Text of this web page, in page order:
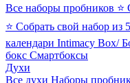
Все наборы пробников ⭐
⭐ Собрать свой набор из
календари Intimacy Box/
бокс Смартбоксы
Духи
Все духи Наборы